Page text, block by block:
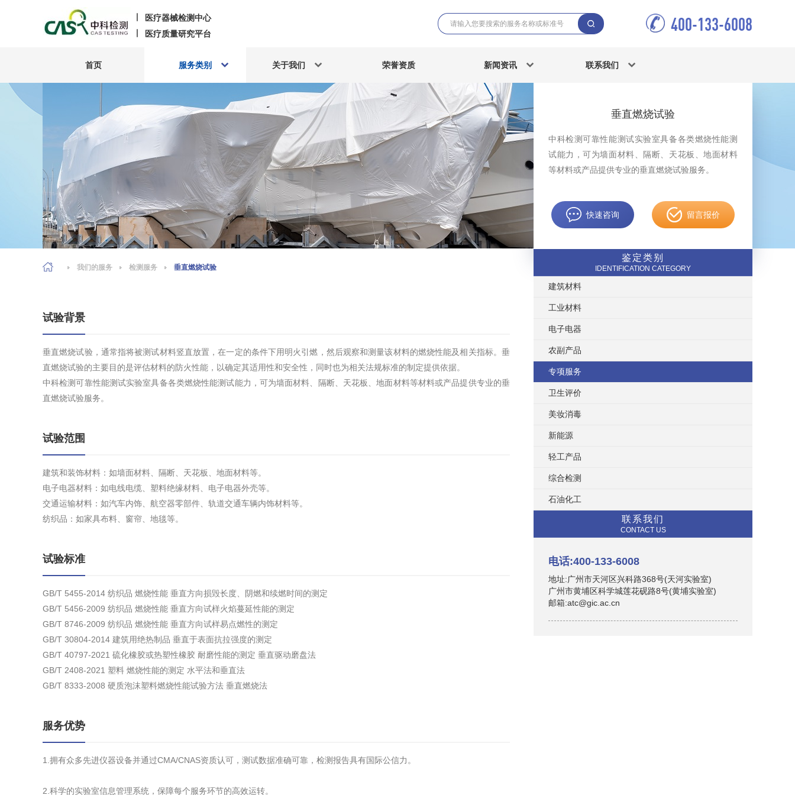
医疗器械检测中心
医疗质量研究平台
400-133-6008
首页 服务类别 关于我们 荣誉资质 新闻资讯 联系我们
垂直燃烧试验
中科检测可靠性能测试实验室具备各类燃烧性能测
试能力，可为墙面材料、隔断、天花板、地面材料
等材料或产品提供专业的垂直燃烧试验服务。
快速咨询 留言报价
鉴定类别
IDENTIFICATION CATEGORY
建筑材料
工业材料
电子电器
农副产品
专项服务
卫生评价
美妆消毒
新能源
轻工产品
综合检测
石油化工
联系我们
CONTACT US
电话:400-133-6008
地址:广州市天河区兴科路368号(天河实验室)
广州市黄埔区科学城莲花砚路8号(黄埔实验室)
邮箱:atc@gic.ac.cn
我们的服务 检测服务 垂直燃烧试验
试验背景
垂直燃烧试验，通常指将被测试材料竖直放置，在一定的条件下用明火引燃，然后观察和测量该材料的燃烧性能及相关指标。垂
直燃烧试验的主要目的是评估材料的防火性能，以确定其适用性和安全性，同时也为相关法规标准的制定提供依据。
中科检测可靠性能测试实验室具备各类燃烧性能测试能力，可为墙面材料、隔断、天花板、地面材料等材料或产品提供专业的垂
直燃烧试验服务。
试验范围
建筑和装饰材料：如墙面材料、隔断、天花板、地面材料等。
电子电器材料：如电线电缆、塑料绝缘材料、电子电器外壳等。
交通运输材料：如汽车内饰、航空器零部件、轨道交通车辆内饰材料等。
纺织品：如家具布料、窗帘、地毯等。
试验标准
GB/T 5455-2014 纺织品 燃烧性能 垂直方向损毁长度、阴燃和续燃时间的测定
GB/T 5456-2009 纺织品 燃烧性能 垂直方向试样火焰蔓延性能的测定
GB/T 8746-2009 纺织品 燃烧性能 垂直方向试样易点燃性的测定
GB/T 30804-2014 建筑用绝热制品 垂直于表面抗拉强度的测定
GB/T 40797-2021 硫化橡胶或热塑性橡胶 耐磨性能的测定 垂直驱动磨盘法
GB/T 2408-2021 塑料 燃烧性能的测定 水平法和垂直法
GB/T 8333-2008 硬质泡沫塑料燃烧性能试验方法 垂直燃烧法
服务优势
1.拥有众多先进仪器设备并通过CMA/CNAS资质认可，测试数据准确可靠，检测报告具有国际公信力。
2.科学的实验室信息管理系统，保障每个服务环节的高效运转。